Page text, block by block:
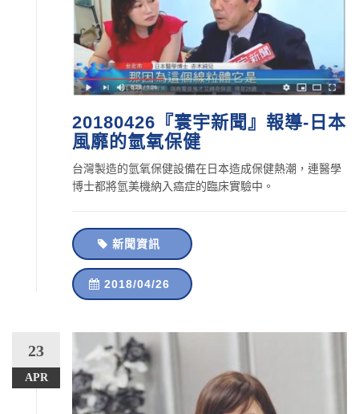
20180426『寰宇新聞』報導-日本
風靡的氫氧保健
台灣製造的氫氧保健設備在日本造成保健熱潮，連醫學
博士都將氫美機納入癌症的臨床實驗中。
新聞資訊
2018/04/26
23
APR